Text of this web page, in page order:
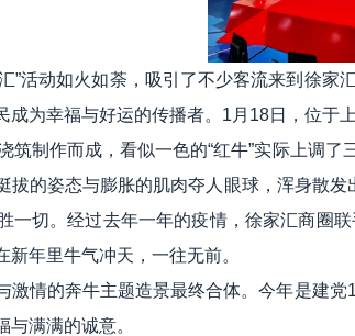
动如火如荼，吸引了不少客流来到徐家
为幸福与好运的传播者。1月18日，位于
制作而成，看似一色的“红牛”实际上调了
拔的姿态与膨胀的肌肉夺人眼球，浑身散
一切。经过去年一年的疫情，徐家汇商圈
年里牛气冲天，一往无前。
的奔牛主题造景最终合体。今年是建党
满满的诚意。